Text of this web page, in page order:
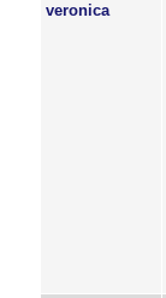
veronica